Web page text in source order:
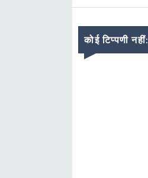
कोई टिप्पणी नहीं: